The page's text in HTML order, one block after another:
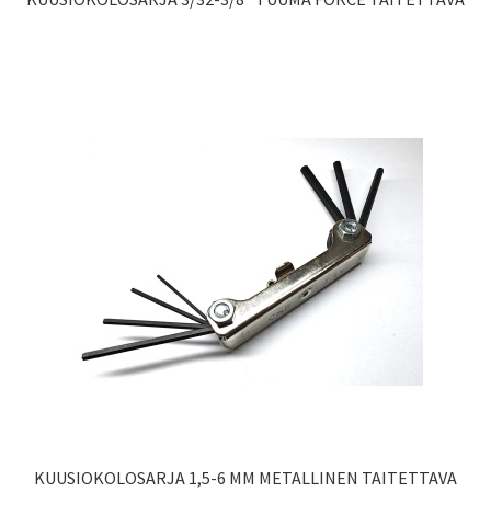
KUUSIOKOLOSARJA 1,5-6 MM METALLINEN TAITETTAVA